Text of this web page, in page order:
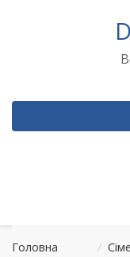
Головна /